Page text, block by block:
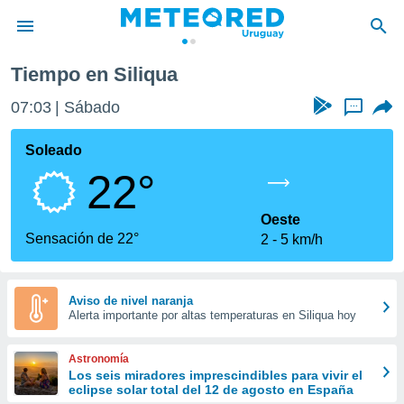
de
ha
calidad.
a este
las
y
forma
digital
basada
Tiempo en Siliqua
07:03 Sábado ...
Soleado
22°
Sensación de 22°
Oeste
2
5 km/h
Aviso de nivel naranja
Alerta importante por altas temperaturas en Siliqua hoy
Astronomía
Los seis miradores imprescindibles para vivir el
eclipse solar total del 12 de agosto en España